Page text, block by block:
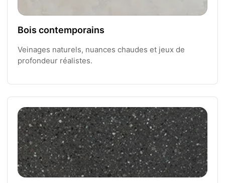
Bois contemporains
Veinages naturels, nuances chaudes et jeux de
profondeur réalistes.